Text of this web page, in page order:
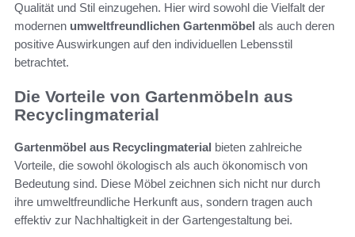
Qualität und Stil einzugehen. Hier wird sowohl die Vielfalt der
modernen umweltfreundlichen Gartenmöbel als auch deren
positive Auswirkungen auf den individuellen Lebensstil
betrachtet.
Die Vorteile von Gartenmöbeln aus
Recyclingmaterial
Gartenmöbel aus Recyclingmaterial bieten zahlreiche
Vorteile, die sowohl ökologisch als auch ökonomisch von
Bedeutung sind. Diese Möbel zeichnen sich nicht nur durch
ihre umweltfreundliche Herkunft aus, sondern tragen auch
effektiv zur Nachhaltigkeit in der Gartengestaltung bei.